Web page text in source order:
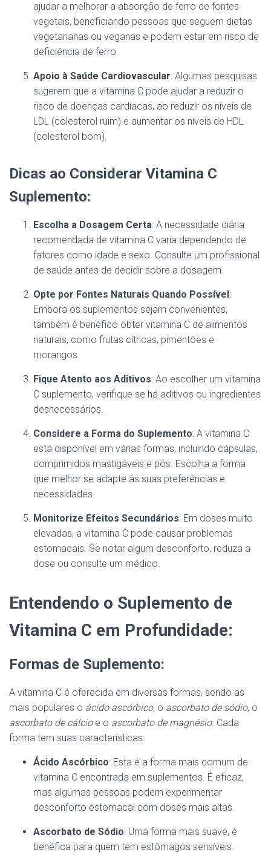
ajudar a melhorar a absorção de ferro de fontes
vegetais, beneficiando pessoas que seguem dietas
vegetarianas ou veganas e podem estar em risco de
deficiência de ferro.
Apoio à Saúde Cardiovascular: Algumas pesquisas
sugerem que a vitamina C pode ajudar a reduzir o
risco de doenças cardíacas, ao reduzir os níveis de
LDL (colesterol ruim) e aumentar os níveis de HDL
(colesterol bom).
Dicas ao Considerar Vitamina C
Suplemento:
Escolha a Dosagem Certa: A necessidade diária
recomendada de vitamina C varia dependendo de
fatores como idade e sexo. Consulte um profissional
de saúde antes de decidir sobre a dosagem.
Opte por Fontes Naturais Quando Possível:
Embora os suplementos sejam convenientes,
também é benéfico obter vitamina C de alimentos
naturais, como frutas cítricas, pimentões e
morangos.
Fique Atento aos Aditivos: Ao escolher um vitamina
C suplemento, verifique se há aditivos ou ingredientes
desnecessários.
Considere a Forma do Suplemento: A vitamina C
está disponível em várias formas, incluindo cápsulas,
comprimidos mastigáveis e pós. Escolha a forma
que melhor se adapte às suas preferências e
necessidades.
Monitorize Efeitos Secundários: Em doses muito
elevadas, a vitamina C pode causar problemas
estomacais. Se notar algum desconforto, reduza a
dose ou consulte um médico.
Entendendo o Suplemento de
Vitamina C em Profundidade:
Formas de Suplemento:
A vitamina C é oferecida em diversas formas, sendo as
mais populares o ácido ascórbico, o ascorbato de sódio, o
ascorbato de cálcioe o ascorbato de magnésio. Cada
forma tem suas características:
Ácido Ascórbico: Esta é a forma mais comum de
vitamina C encontrada em suplementos. É eficaz,
mas algumas pessoas podem experimentar
desconforto estomacal com doses mais altas.
Ascorbato de Sódio: Uma forma mais suave, é
benéfica para quem tem estômagos sensíveis.